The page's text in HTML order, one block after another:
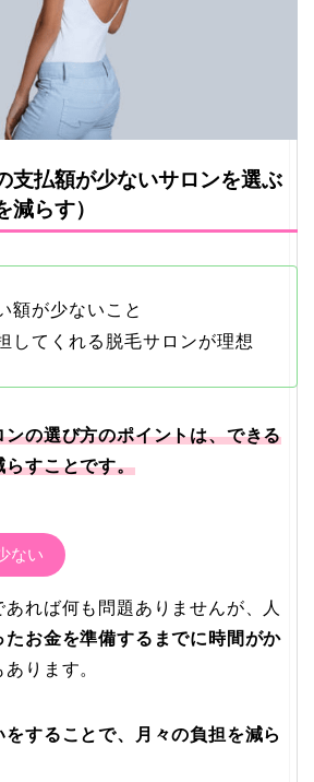
支払額が少ないサロンを選ぶ
減らす）
額が少ないこと
してくれる脱毛サロンが理想
の選び方のポイントは、できる
らすことです。
ない
れば何も問題ありませんが、人
たお金を準備するまでに時間がか
あります。
をすることで、月々の負担を減ら